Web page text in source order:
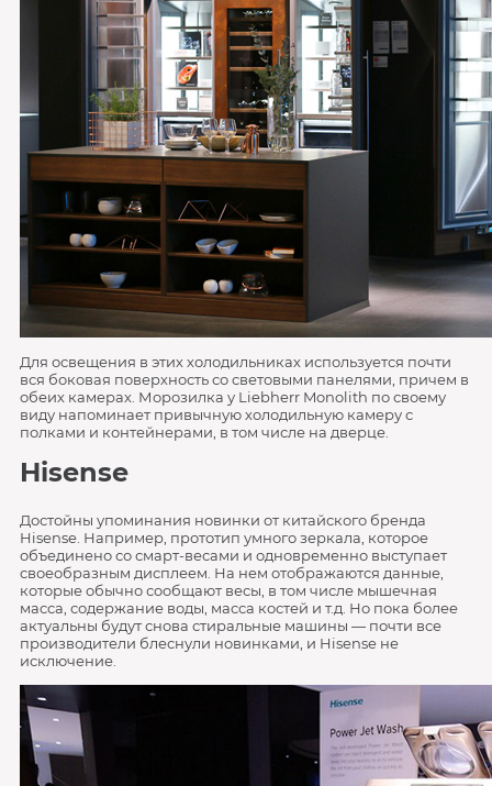
Для освещения в этих холодильниках используется почти
вся боковая поверхность со световыми панелями, причем в
обеих камерах. Морозилка у Liebherr Monolith по своему
виду напоминает привычную холодильную камеру с
полками и контейнерами, в том числе на дверце.
Hisense
Достойны упоминания новинки от китайского бренда
Hisense. Например, прототип умного зеркала, которое
объединено со смарт-весами и одновременно выступает
своеобразным дисплеем. На нем отображаются данные,
которые обычно сообщают весы, в том числе мышечная
масса, содержание воды, масса костей и т.д. Но пока более
актуальны будут снова стиральные машины — почти все
производители блеснули новинками, и Hisense не
исключение.